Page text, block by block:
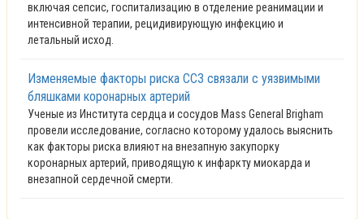
включая сепсис, госпитализацию в отделение реанимации и
интенсивной терапии, рецидивирующую инфекцию и
летальный исход.
Изменяемые факторы риска ССЗ связали с уязвимыми
бляшками коронарных артерий
Ученые из Института сердца и сосудов Mass General Brigham
провели исследование, согласно которому удалось выяснить
как факторы риска влияют на внезапную закупорку
коронарных артерий, приводящую к инфаркту миокарда и
внезапной сердечной смерти.